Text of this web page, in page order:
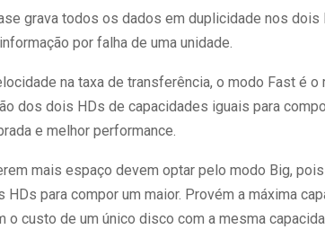
grava todos os dados em duplicidade nos dois
por falha de uma unidade.
na taxa de transferência, o modo Fast é
dos dois HDs de capacidades iguais para
e melhor performance.
mais espaço devem optar pelo modo Big,
para compor um maior. Provém a máxima
o custo de um único disco com a mesma